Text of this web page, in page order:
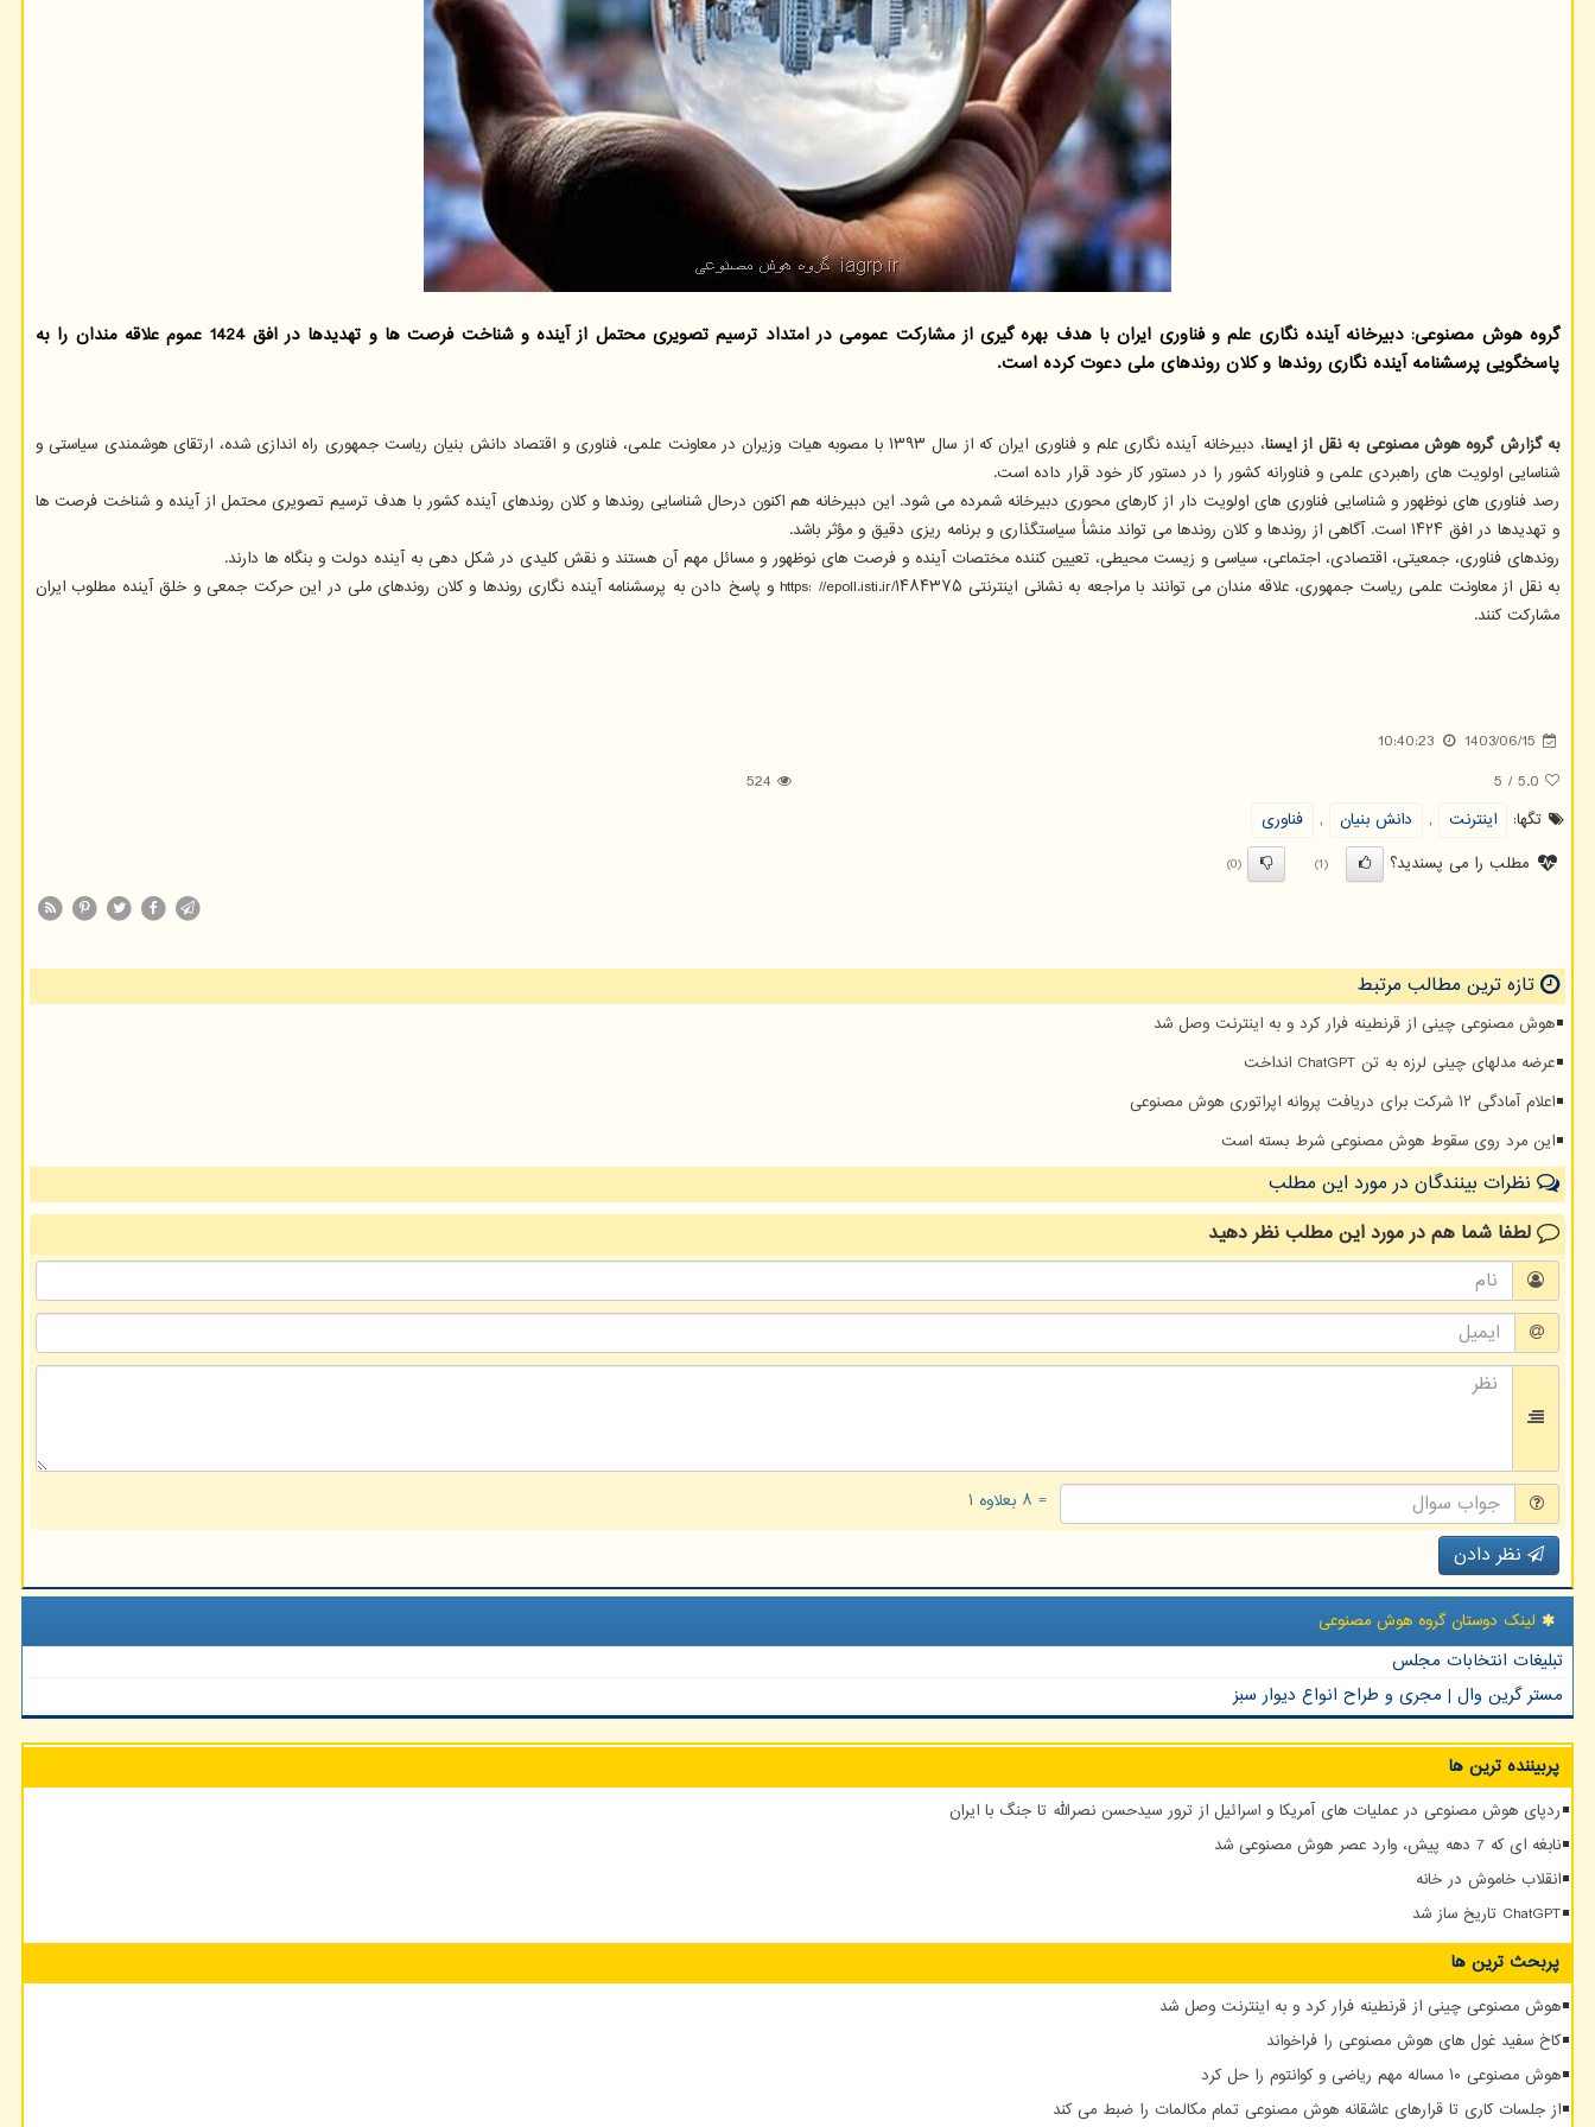
گروه هوش مصنوعی: دبیرخانه آینده نگاری علم و فناوری ایران با هدف بهره گیری از مشارکت عمومی در امتداد ترسیم تصویری محتمل از آینده و شناخت فرصت ها و تهدیدها در افق 1424 عموم علاقه مندان را به
پاسخگویی پرسشنامه آینده نگاری روندها و کلان روندهای ملی دعوت کرده است.
به گزارش گروه هوش مصنوعی به نقل از ایسنا
، دبیرخانه آینده نگاری علم و فناوری ایران که از سال ۱۳۹۳ با مصوبه هیات وزیران در معاونت علمی، فناوری و اقتصاد دانش بنیان ریاست جمهوری راه اندازی شده، ارتقای هوشمندی سیاستی و
شناسایی اولویت های راهبردی علمی و فناورانه کشور را در دستور کار خود قرار داده است.
رصد فناوری های نوظهور و شناسایی فناوری های اولویت دار از کارهای محوری دبیرخانه شمرده می شود. این دبیرخانه هم اکنون درحال شناسایی روندها و کلان روندهای آینده کشور با هدف ترسیم تصویری محتمل از آینده و شناخت فرصت ها
و تهدیدها در افق ۱۴۲۴ است. آگاهی از روندها و کلان روندها می تواند منشأ سیاستگذاری و برنامه ریزی دقیق و مؤثر باشد.
روندهای فناوری، جمعیتی، اقتصادی، اجتماعی، سیاسی و زیست محیطی، تعیین کننده مختصات آینده و فرصت های نوظهور و مسائل مهم آن هستند و نقش کلیدی در شکل دهی به آینده دولت و بنگاه ها دارند.
به نقل از معاونت علمی ریاست جمهوری، علاقه مندان می توانند با مراجعه به نشانی اینترنتی https: //epoll.isti.ir/۱۴۸۴۳۷۵ و پاسخ دادن به پرسشنامه آینده نگاری روندها و کلان روندهای ملی در این حرکت جمعی و خلق آینده مطلوب ایران
مشارکت کنند.
1403/06/15
10:40:23
5.0
/
5
524
تگها:
اینترنت , دانش بنیان ,
فناوری
مطلب را می پسندید؟
(1)
(0)
تازه ترین مطالب مرتبط
هوش مصنوعی چینی از قرنطینه فرار کرد و به اینترنت وصل شد
عرضه مدلهای چینی لرزه به تن ChatGPT انداخت
اعلام آمادگی ۱۲ شرکت برای دریافت پروانه اپراتوری هوش مصنوعی
این مرد روی سقوط هوش مصنوعی شرط بسته است
نظرات بینندگان در مورد این مطلب
لطفا شما همدر مورد این مطلبنظر دهید
= ۸ بعلاوه ۱
نظر دادن
لینک دوستان گروه هوش مصنوعی
تبلیغات انتخابات مجلس
مستر گرین وال | مجری و طراح انواع دیوار سبز
پربیننده ترین ها
ردپای هوش مصنوعی در عملیات های آمریکا و اسرائیل از ترور سیدحسن نصرالله تا جنگ با ایران
نابغه ای که 7 دهه پیش، وارد عصر هوش مصنوعی شد
انقلاب خاموش در خانه
ChatGPT تاریخ ساز شد
پربحث ترین ها
هوش مصنوعی چینی از قرنطینه فرار کرد و به اینترنت وصل شد
کاخ سفید غول های هوش مصنوعی را فراخواند
هوش مصنوعی ۱۰ مساله مهم ریاضی و کوانتوم را حل کرد
از جلسات کاری تا قرارهای عاشقانه هوش مصنوعی تمام مکالمات را ضبط می کند